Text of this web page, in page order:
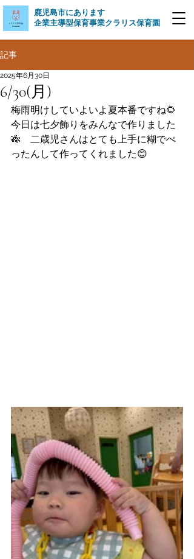
​鹿児島市にあります
企業主導型保育事業クラリス保育園
記事
6/30(月)
2025年6月30日
梅雨明けしていよいよ夏本番ですね🌻
今日は七夕飾りをみんなで作りました
🎋　二歳児さんはとても上手に糊でぺ
ったんして作ってくれました😊